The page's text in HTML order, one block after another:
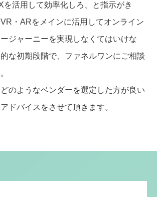
を活用して効率化しろ、と指示がき
・ARをメインに活用してオンライン
ジャーニーを実現しなくてはいけな
な初期段階で、ファネルワンにご相談
のようなベンダーを選定した方が良い
ドバイスをさせて頂きます。